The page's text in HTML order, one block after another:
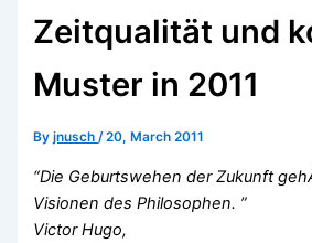
Zeitqualität und
Muster in 2011
Byjnusch/20, March 2011
“Die Geburtswehen der Zukunft
Visionen des Philosophen. ”
Victor Hugo,